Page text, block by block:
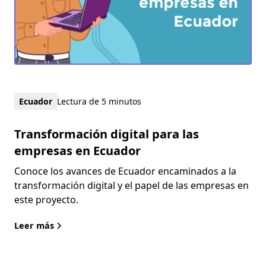
Ecuador Lectura de 5 minutos
Transformación digital para las
empresas en Ecuador
Conoce los avances de Ecuador encaminados a la
transformación digital y el papel de las empresas en
este proyecto.
Leer más